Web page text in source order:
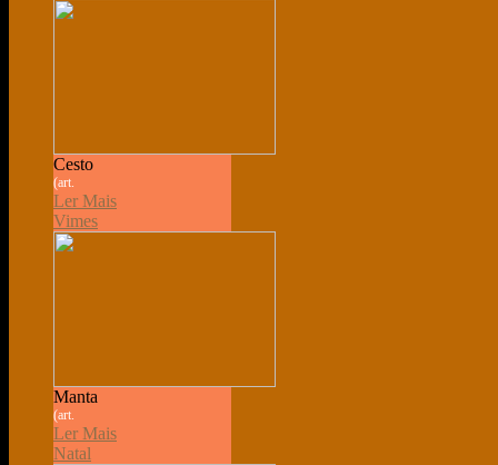
Cesto
(art.
Ler Mais
Vimes
Manta
(art.
Ler Mais
Natal